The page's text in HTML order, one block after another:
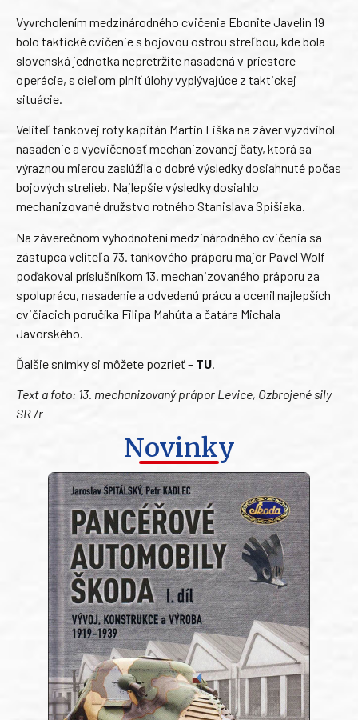
Vyvrcholením medzinárodného cvičenia Ebonite Javelin 19
bolo taktické cvičenie s bojovou ostrou streľbou, kde bola
slovenská jednotka nepretržite nasadená v priestore
operácie, s cieľom plniť úlohy vyplývajúce z taktickej
situácie.
Veliteľ tankovej roty kapitán Martin Liška na záver vyzdvihol
nasadenie a vycvičenosť mechanizovanej čaty, ktorá sa
výraznou mierou zaslúžila o dobré výsledky dosiahnuté počas
bojových strelieb. Najlepšie výsledky dosiahlo
mechanizované družstvo rotného Stanislava Spišiaka.
Na záverečnom vyhodnotení medzinárodného cvičenia sa
zástupca veliteľa 73. tankového práporu major Pavel Wolf
poďakoval príslušníkom 13. mechanizovaného práporu za
spoluprácu, nasadenie a odvedenú prácu a ocenil najlepších
cvičiacich poručíka Filipa Mahúta a čatára Michala
Javorského.
Ďalšie snímky si môžete pozrieť – TU.
Text a foto: 13. mechanizovaný prápor Levice, Ozbrojené sily
SR /r
Novinky